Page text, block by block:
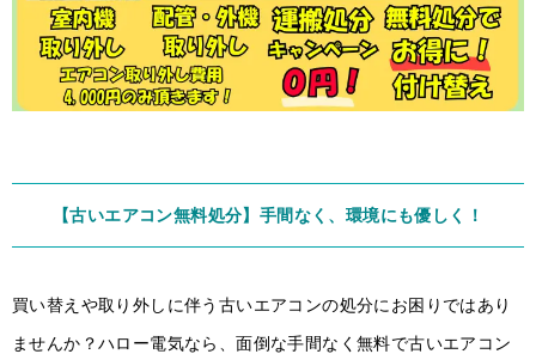
【古いエアコン無料処分】手間なく、環境にも優しく！
買い替えや取り外しに伴う古いエアコンの処分にお困りではあり
ませんか？ハロー電気なら、面倒な手間なく無料で古いエアコン